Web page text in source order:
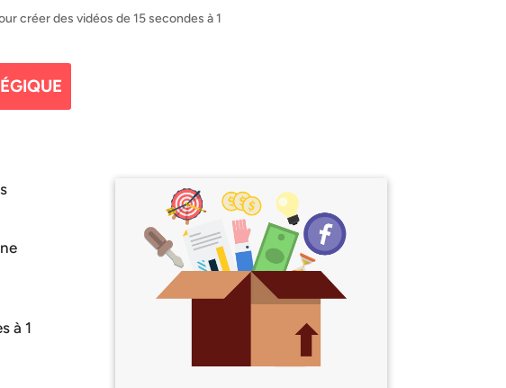
créer des vidéos de 15 secondes à 1
à 1